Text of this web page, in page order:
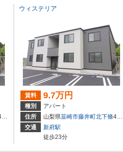
2
ウィステリア
賃料 9.7万円
種別
アパート
住所
山梨県韮崎市藤井町北下條40-2
交通
新府駅
徒歩23分